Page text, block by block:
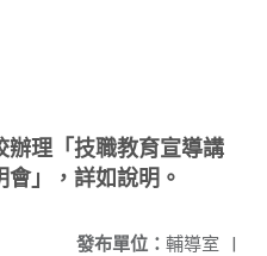
辦理「技職教育宣導講
」，詳如說明。
發布單位： 輔導室 |